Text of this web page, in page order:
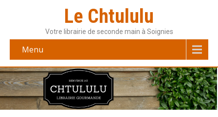
Le Chtululu
Votre librairie de seconde main à Soignies
Menu